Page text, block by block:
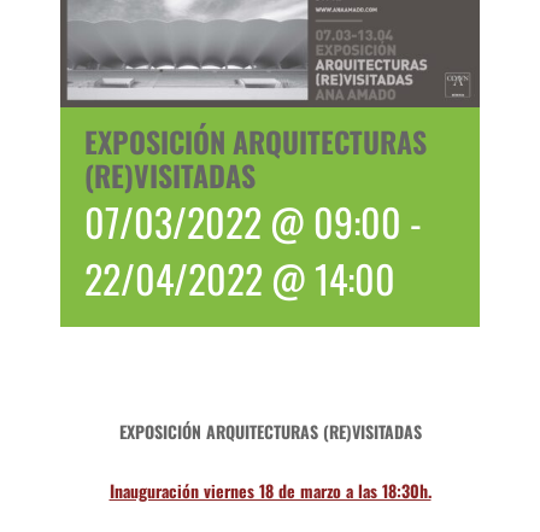
EXPOSICIÓN ARQUITECTURAS
(RE)VISITADAS
07/03/2022 @ 09:00 -
22/04/2022 @ 14:00
EXPOSICIÓN ARQUITECTURAS (RE)VISITADAS
Inauguración viernes 18 de marzo a las 18:30h.